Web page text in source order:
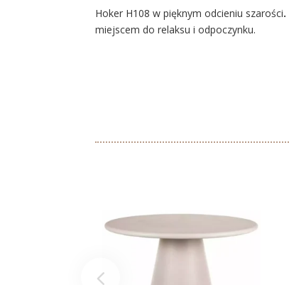
Hoker H108 w pięknym odcieniu szarości.
miejscem do relaksu i odpoczynku.